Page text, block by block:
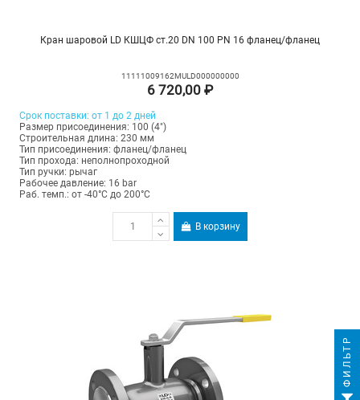
Кран шаровой LD КШЦФ ст.20 DN 100 PN 16 фланец/фланец
11111009162MULD000000000
6 720,00 ₽
Срок поставки: от 1 до 2 дней
Размер присоединения: 100 (4")
Строительная длина: 230 мм
Тип присоединения: фланец/фланец
Тип прохода: неполнопроходной
Тип ручки: рычаг
Рабочее давление: 16 bar
Раб. темп.: от -40°C до 200°C
В корзину
ФИЛЬТР